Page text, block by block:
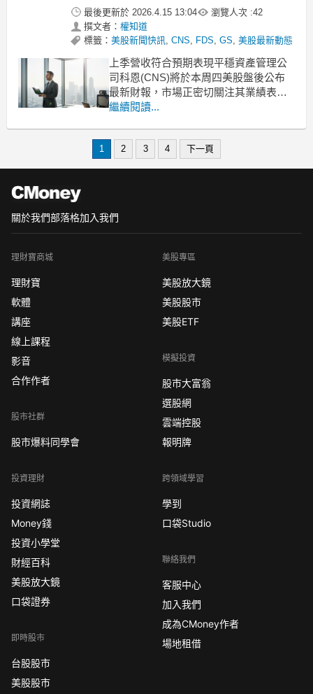
最後更新於 2026.4.15 13:04 瀏覽人次 :42
撰文者： 權知道
標籤： 美股新聞快訊, CNS, FDS, GS, 美股最新動態
上季營收符合預期表現平穩資產管理公
司科恩(CNS)將於本周四美股盤後公布
最新財報，市場正密切關注其業績表
現。回顧上一季，科恩(CNS)繳出符合
整體而言，該公司上季表現呈現穩健態
繼續閱讀...
1 2 3 4 下一頁
關於我們部落格加入我們
理財寶商城
理財寶
軟體
講座
線上課程
影音
合作作者
股市社群
股市爆料同學會
投資理財
投資網誌
Money錢
投資小學堂
財經百科
美股放大鏡
口袋證券
即時股市
台股股市
美股股市
美股專區
美股放大鏡
美股股市
美股ETF
模擬投資
股市大富翁
選股網
雲端控股
報明牌
跨領域學習
學到
口袋Studio
聯絡我們
客服中心
加入我們
成為CMoney作者
場地租借